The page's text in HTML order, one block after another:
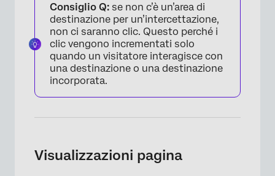
Consiglio Q: se non c’è un’area di
destinazione per un’intercettazione,
non ci saranno clic. Questo perché i
clic vengono incrementati solo
quando un visitatore interagisce con
una destinazione o una destinazione
incorporata.
Visualizzazioni pagina